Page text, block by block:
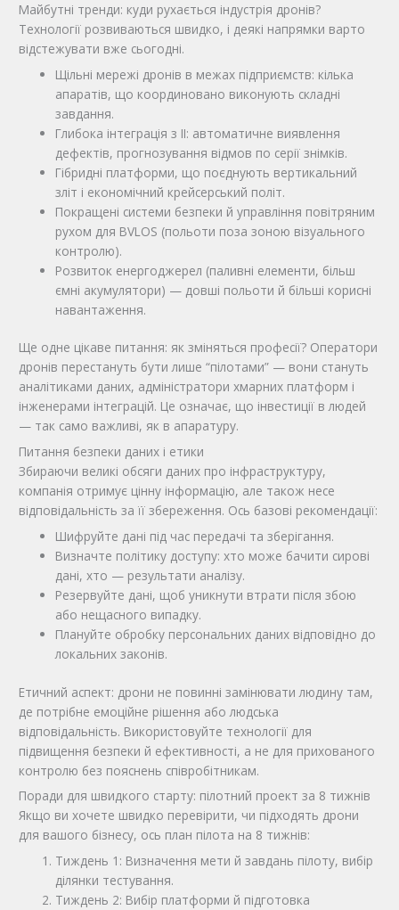
Майбутні тренди: куди рухається індустрія дронів?
Технології розвиваються швидко, і деякі напрямки варто
відстежувати вже сьогодні.
Щільні мережі дронів в межах підприємств: кілька
апаратів, що координовано виконують складні
завдання.
Глибока інтеграція з ІІ: автоматичне виявлення
дефектів, прогнозування відмов по серії знімків.
Гібридні платформи, що поєднують вертикальний
зліт і економічний крейсерський політ.
Покращені системи безпеки й управління повітряним
рухом для BVLOS (польоти поза зоною візуального
контролю).
Розвиток енергоджерел (паливні елементи, більш
ємні акумулятори) — довші польоти й більші корисні
навантаження.
Ще одне цікаве питання: як зміняться професії? Оператори
дронів перестануть бути лише “пілотами” — вони стануть
аналітиками даних, адміністратори хмарних платформ і
інженерами інтеграцій. Це означає, що інвестиції в людей
— так само важливі, як в апаратуру.
Питання безпеки даних і етики
Збираючи великі обсяги даних про інфраструктуру,
компанія отримує цінну інформацію, але також несе
відповідальність за її збереження. Ось базові рекомендації:
Шифруйте дані під час передачі та зберігання.
Визначте політику доступу: хто може бачити сирові
дані, хто — результати аналізу.
Резервуйте дані, щоб уникнути втрати після збою
або нещасного випадку.
Плануйте обробку персональних даних відповідно до
локальних законів.
Етичний аспект: дрони не повинні замінювати людину там,
де потрібне емоційне рішення або людська
відповідальність. Використовуйте технології для
підвищення безпеки й ефективності, а не для прихованого
контролю без пояснень співробітникам.
Поради для швидкого старту: пілотний проект за 8 тижнів
Якщо ви хочете швидко перевірити, чи підходять дрони
для вашого бізнесу, ось план пілота на 8 тижнів:
Тиждень 1: Визначення мети й завдань пілоту, вибір
ділянки тестування.
Тиждень 2: Вибір платформи й підготовка